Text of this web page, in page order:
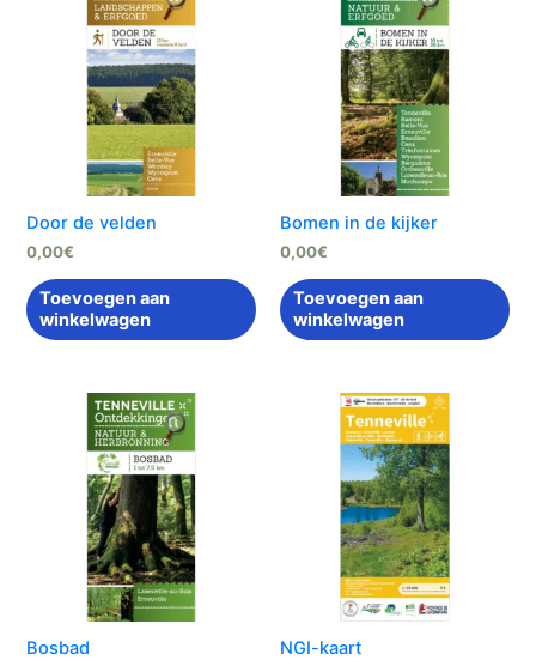
Door de velden
0,00€
Toevoegen aan
winkelwagen
Bomen in de kijker
0,00€
Toevoegen aan
winkelwagen
Bosbad NGI-kaart